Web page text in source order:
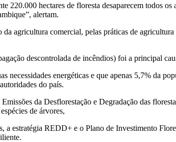
hectares de floresta desaparecem todos
alertam.
agricultura comercial, pelas práticas de
descontrolada de incêndios) foi a principal
necessidades energéticas e que apenas 5,7% da
do país.
da Desflorestação e Degradação das
de árvores,
estratégia REDD+ e o Plano de Investimento